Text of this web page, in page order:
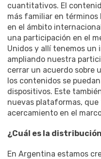
cuantitativos. El
más familiar en
en el ámbito
una participación en el
Unidos y allí tenemos
ampliando nuestra
cerrar un acuerdo sobre
los contenidos se
dispositivos. Este
nuevas plataformas,
acercamiento en el
¿Cuál es la
En Argentina estamos